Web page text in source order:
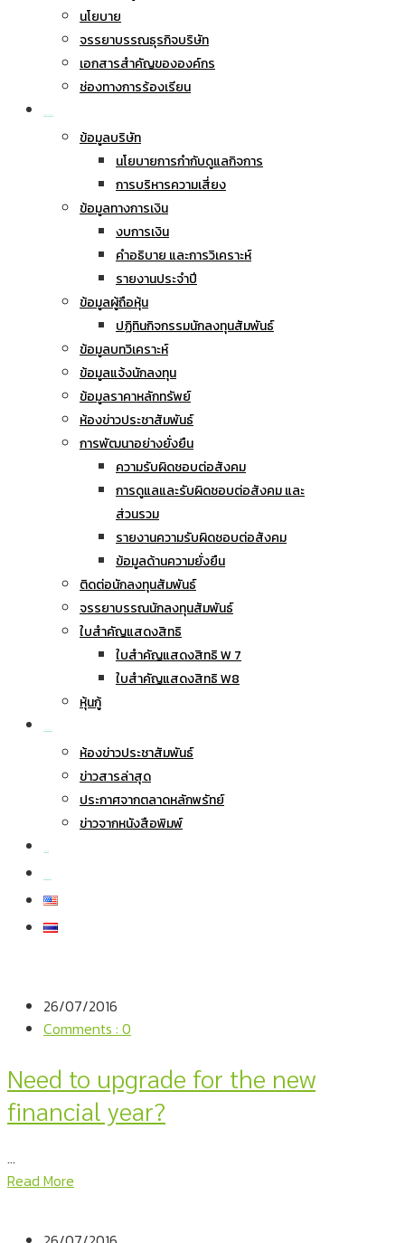
นโยบาย
จรรยาบรรณธุรกิจบริษัท
เอกสารสำคัญขององค์กร
ช่องทางการร้องเรียน
ข้อมูลบริษัท
นโยบายการกำกับดูแลกิจการ
การบริหารความเสี่ยง
ข้อมูลทางการเงิน
งบการเงิน
คำอธิบาย และการวิเคราะห์
รายงานประจำปี
ข้อมูลผู้ถือหุ้น
ปฏิทินกิจกรรมนักลงทุนสัมพันธ์
ข้อมูลบทวิเคราะห์
ข้อมูลแจ้งนักลงทุน
ข้อมูลราคาหลักทรัพย์
ห้องข่าวประชาสัมพันธ์
การพัฒนาอย่างยั่งยืน
ความรับผิดชอบต่อสังคม
การดูแลและรับผิดชอบต่อสังคม และ
ส่วนรวม
รายงานความรับผิดชอบต่อสังคม
ข้อมูลด้านความยั่งยืน
ติดต่อนักลงทุนสัมพันธ์
จรรยาบรรณนักลงทุนสัมพันธ์
ใบสำคัญแสดงสิทธิ
ใบสำคัญแสดงสิทธิ W 7
ใบสำคัญแสดงสิทธิ W8
หุ้นกู้
ห้องข่าวประชาสัมพันธ์
ข่าวสารล่าสุด
ประกาศจากตลาดหลักพรัทย์
ข่าวจากหนังสือพิมพ์
26/07/2016
Comments : 0
Need to upgrade for the new
financial year?
...
Read More